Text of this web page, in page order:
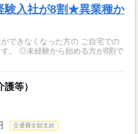
験入社が8割★異業種か
できなくなった方の ご自宅での
8割で
等）
交通費全額支給